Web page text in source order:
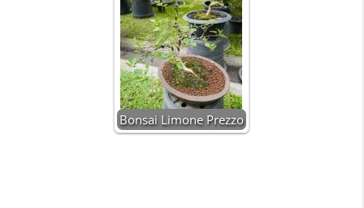
Bonsai Limone Prezzo